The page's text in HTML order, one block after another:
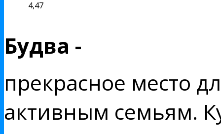
4,47
Будва -
прекрасное место
активным семьям.